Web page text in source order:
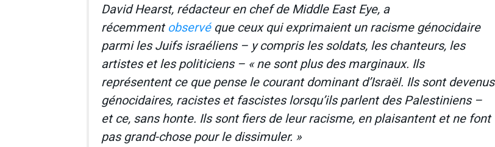
David Hearst, rédacteur en chef de Middle East Eye, a
récemmentobservéque ceux qui exprimaient un racisme génocidaire
parmi les Juifs israéliens – y compris les soldats, les chanteurs, les
artistes et les politiciens – « ne sont plus des marginaux. Ils
représentent ce que pense le courant dominant d’Israël. Ils sont devenus
génocidaires, racistes et fascistes lorsqu’ils parlent des Palestiniens –
et ce, sans honte. Ils sont fiers de leur racisme, en plaisantent et ne font
pas grand-chose pour le dissimuler. »